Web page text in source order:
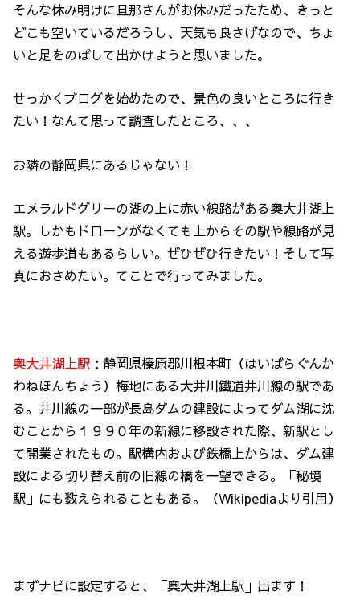
そんな休み明けに旦那さんがお休みだったため、きっと
どこも空いているだろうし、天気も良さげなので、ちょ
いと足をのばして出かけようと思いました。
せっかくブログを始めたので、景色の良いところに行き
たい！なんて思って調査したところ、、、
お隣の静岡県にあるじゃない！
エメラルドグリーの湖の上に赤い線路がある奥大井湖上
駅。しかもドローンがなくても上からその駅や線路が見
える遊歩道もあるらしい。ぜひぜひ行きたい！そして写
真におさめたい。てことで行ってみました。
奥大井湖上駅 ：静岡県榛原郡川根本町（はいばらぐんか
わねほんちょう）梅地にある大井川鐵道井川線の駅であ
る。井川線の一部が長島ダムの建設によってダム湖に沈
むことから１９９０年の新線に移設された際、新駅とし
て開業されたもの。駅構内および鉄橋上からは、ダム建
設による切り替え前の旧線の橋を一望できる。「秘境
駅」にも数えられることもある。（Wikipediaより引用）
まずナビに設定すると、「奥大井湖上駅」出ます！